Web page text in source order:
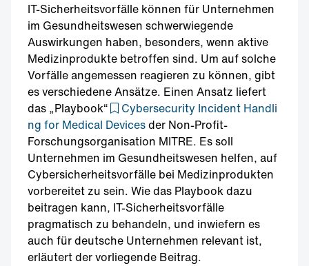
IT-Sicherheitsvorfälle können für Unternehmen
im Gesundheitswesen schwerwiegende
Auswirkungen haben, besonders, wenn aktive
Medizinprodukte betroffen sind. Um auf solche
Vorfälle angemessen reagieren zu können, gibt
es verschiedene Ansätze. Einen Ansatz liefert
das „Playbook“
Cybersecurity Incident Handli
ng for Medical Devicesder Non-Profit-
Forschungsorganisation MITRE. Es soll
Unternehmen im Gesundheitswesen helfen, auf
Cybersicherheitsvorfälle bei Medizinprodukten
vorbereitet zu sein. Wie das Playbook dazu
beitragen kann, IT-Sicherheitsvorfälle
pragmatisch zu behandeln, und inwiefern es
auch für deutsche Unternehmen relevant ist,
erläutert der vorliegende Beitrag.